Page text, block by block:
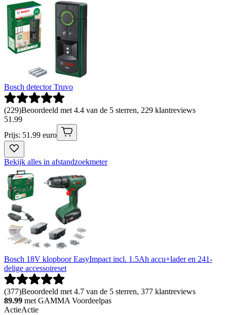
Bosch detector Truvo
(229)Beoordeeld met 4.4 van de 5 sterren, 229 klantreviews
51 .99
Prijs: 51.99 euro
Bekijk alles in afstandzoekmeter
Bosch 18V klopboor EasyImpact incl. 1.5Ah accu+lader en 241-
delige accessoireset
(377)Beoordeeld met 4.7 van de 5 sterren, 377 klantreviews
89.99 met GAMMA Voordeelpas
ActieActie